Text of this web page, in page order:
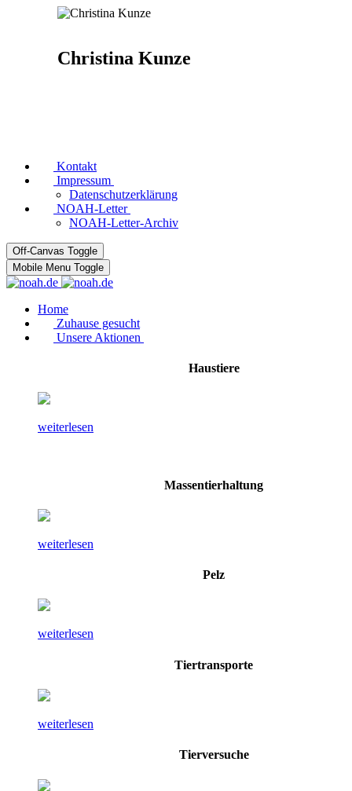
Christina Kunze
Kontakt
Impressum
Datenschutzerklärung
NOAH-Letter
NOAH-Letter-Archiv
Off-Canvas Toggle
Mobile Menu Toggle
Home
Zuhause gesucht
Unsere Aktionen
Haustiere
weiterlesen
Massentierhaltung
weiterlesen
Pelz
weiterlesen
Tiertransporte
weiterlesen
Tierversuche